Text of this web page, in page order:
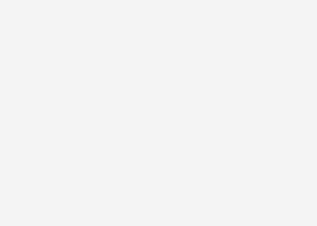
Metallstäbe im Verbund über
verfügen verfügen. Diese Strukturen
und durchsichtig. Dies ist ein Extra zur